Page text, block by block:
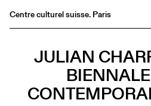
Centre culturel suisse. Paris
Librairie
Archives
JULIAN